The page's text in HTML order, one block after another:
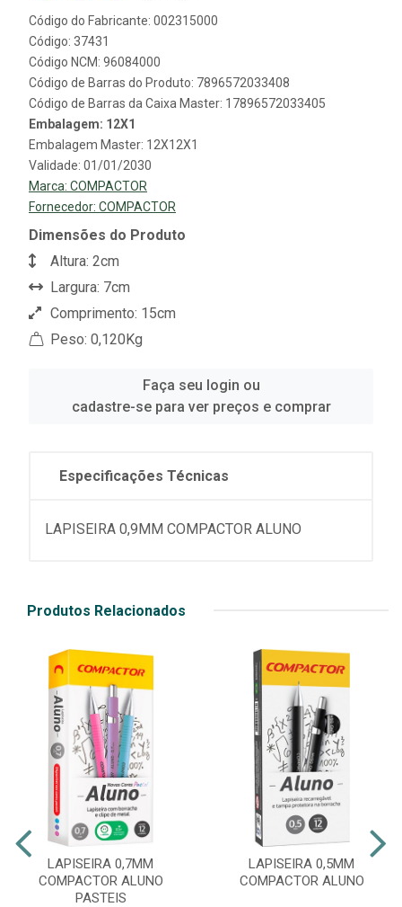
Código do Fabricante: 002315000
Código: 37431
Código NCM: 96084000
Código de Barras do Produto: 7896572033408
Código de Barras da Caixa Master: 17896572033405
Embalagem: 12X1
Embalagem Master: 12X12X1
Validade: 01/01/2030
Marca: COMPACTOR
Fornecedor: COMPACTOR
Dimensões do Produto
Altura: 2cm
Largura: 7cm
Comprimento: 15cm
Peso: 0,120Kg
Faça seu login ou
cadastre-se para ver preços e comprar
Especificações Técnicas
LAPISEIRA 0,9MM COMPACTOR ALUNO
Produtos Relacionados
LAPISEIRA 0,7MM
COMPACTOR ALUNO
PASTEIS
LAPISEIRA 0,5MM
COMPACTOR ALUNO